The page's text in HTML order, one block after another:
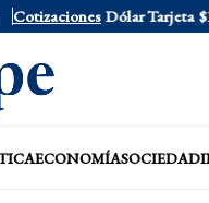
Cotizaciones
$1520 Dólar Tarjeta
ECONOMÍASOCIEDAD